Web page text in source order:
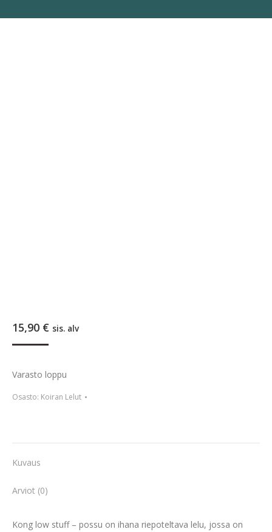
15,90 € sis. alv
Varasto loppu
Osasto: Koiran Lelut
Kuvaus
Arviot (0)
Kong low stuff – possu on ihana riepoteltava lelu, jossa on